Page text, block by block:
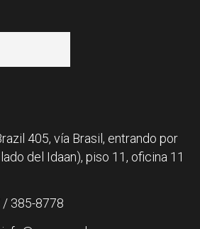
405, vía Brasil, entrando por
del Idaan), piso 11, oficina 11
/ 385-8778